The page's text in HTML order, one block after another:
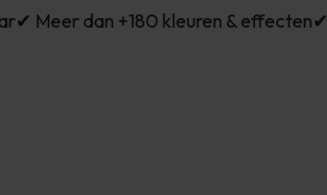
Meer dan +180 kleuren & effecten✔